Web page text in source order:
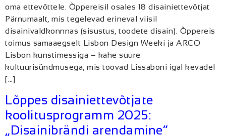
oma ettevõttele. Õppereisil osales 18 disainiettevõtjat
Pärnumaalt, mis tegelevad erineval viisil
disainivaldkonnnas (sisustus, toodete disain). Õppereis
toimus samaaegselt Lisbon Design Weeki ja ARCO
Lisbon kunstimessiga – kahe suure
kultuurisündmusega, mis toovad Lissaboni igal kevadel
[…]
Lõppes disainiettevõtjate
koolitusprogramm 2025:
„Disainibrändi arendamine“